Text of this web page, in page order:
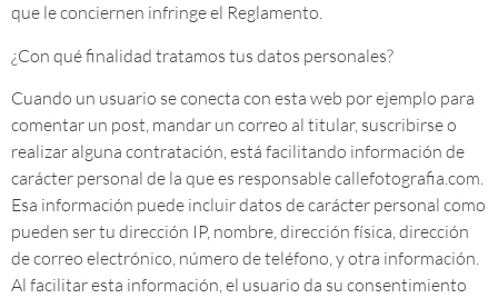
que le conciernen infringe el Reglamento.
¿Con qué finalidad tratamos tus datos personales?
Cuando un usuario se conecta con esta web por ejemplo para
comentar un post, mandar un correo al titular, suscribirse o
realizar alguna contratación, está facilitando información de
carácter personal de la que es responsable callefotografia.com.
Esa información puede incluir datos de carácter personal como
pueden ser tu dirección IP, nombre, dirección física, dirección
de correo electrónico, número de teléfono, y otra información.
Al facilitar esta información, el usuario da su consentimiento